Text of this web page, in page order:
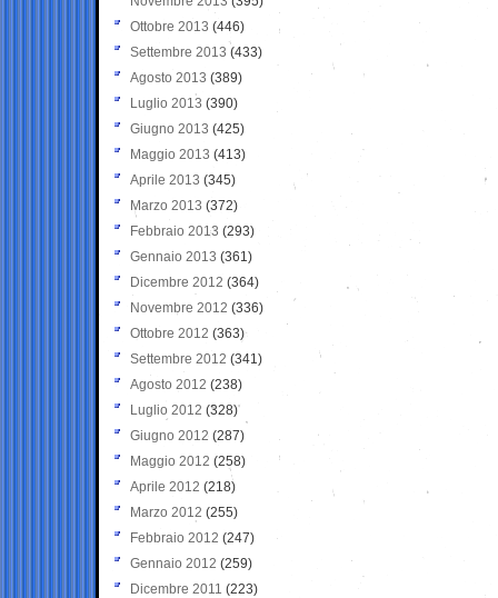
Ottobre 2013 (446)
Settembre 2013 (433)
Agosto 2013 (389)
Luglio 2013 (390)
Giugno 2013 (425)
Maggio 2013 (413)
Aprile 2013 (345)
Marzo 2013 (372)
Febbraio 2013 (293)
Gennaio 2013 (361)
Dicembre 2012 (364)
Novembre 2012 (336)
Ottobre 2012 (363)
Settembre 2012 (341)
Agosto 2012 (238)
Luglio 2012 (328)
Giugno 2012 (287)
Maggio 2012 (258)
Aprile 2012 (218)
Marzo 2012 (255)
Febbraio 2012 (247)
Gennaio 2012 (259)
Dicembre 2011 (223)